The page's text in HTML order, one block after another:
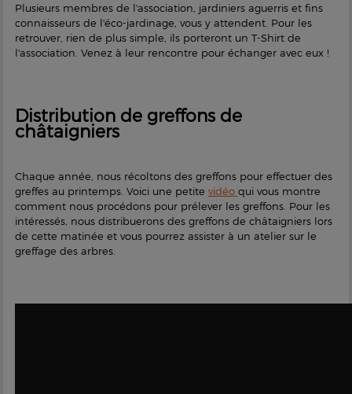
Plusieurs membres de l'association, jardiniers aguerris et fins
connaisseurs de l'éco-jardinage, vous y attendent. Pour les
retrouver, rien de plus simple, ils porteront un T-Shirt de
l'association. Venez à leur rencontre pour échanger avec eux !
Distribution de greffons de
châtaigniers
Chaque année, nous récoltons des greffons pour effectuer des
greffes au printemps. Voici une petite vidéo qui vous montre
comment nous procédons pour prélever les greffons. Pour les
intéressés, nous distribuerons des greffons de châtaigniers lors
de cette matinée et vous pourrez assister à un atelier sur le
greffage des arbres.